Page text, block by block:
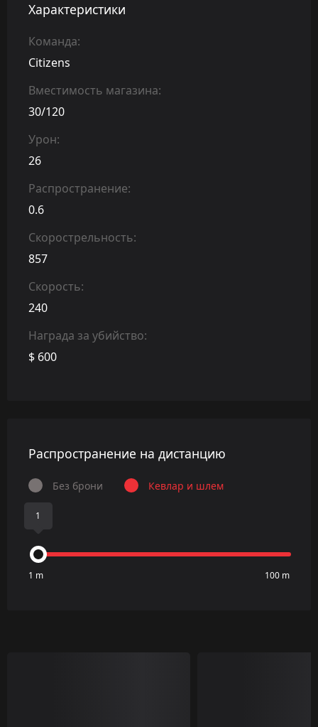
Характеристики
Команда:
Citizens
Вместимость магазина:
30/120
Урон:
26
Распространение:
0.6
Скорострельность:
857
Скорость:
240
Награда за убийство:
$ 600
Распространение на дистанцию
Без брони Кевлар и шлем
1
1 m 100 m